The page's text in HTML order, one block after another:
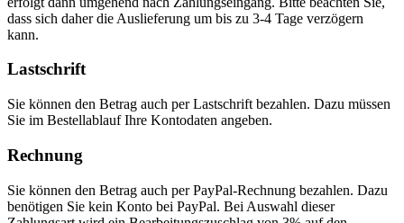
dass sich daher die Auslieferung um bis zu 3-4 Tage verzögern
kann.
Lastschrift
Sie können den Betrag auch per Lastschrift bezahlen. Dazu müssen
Sie im Bestellablauf Ihre Kontodaten angeben.
Rechnung
Sie können den Betrag auch per PayPal-Rechnung bezahlen. Dazu
benötigen Sie kein Konto bei PayPal. Bei Auswahl dieser